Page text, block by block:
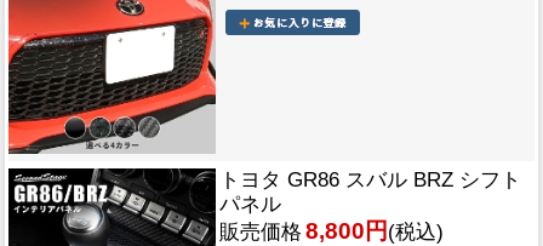
トヨタ GR86 スバル BRZ シフト
パネル
販売価格 8,800円 (税込)